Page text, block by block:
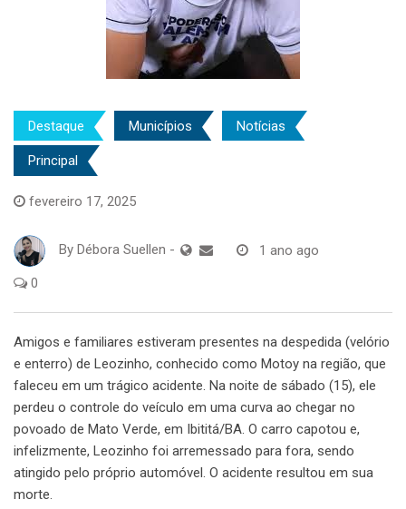
Destaque Municípios Notícias
Principal
fevereiro 17, 2025
By Débora Suellen - 1 ano ago
0
Amigos e familiares estiveram presentes na despedida (velório
e enterro) de Leozinho, conhecido como Motoy na região, que
faleceu em um trágico acidente. Na noite de sábado (15), ele
perdeu o controle do veículo em uma curva ao chegar no
povoado de Mato Verde, em Ibititá/BA. O carro capotou e,
infelizmente, Leozinho foi arremessado para fora, sendo
atingido pelo próprio automóvel. O acidente resultou em sua
morte.